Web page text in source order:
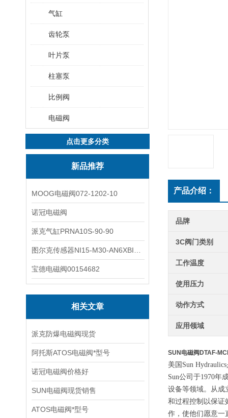
气缸
齿轮泵
叶片泵
柱塞泵
比例阀
电磁阀
点击更多分类
新品推荐
MOOG电磁阀072-1202-10
诺冠电磁阀
派克气缸PRNA10S-90-90
宝德电磁阀00154682
相关文章
派克防爆电磁阀现货
阿托斯ATOS电磁阀*型号
诺冠电磁阀价格好
SUN电磁阀现货销售
ATOS电磁阀*型号
产品介绍：
品牌
3C阀门类别
工作温度
使用压力
动作方式
应用领域
SUN电磁阀DTAF-
美国Sun
Sun公司于1970年
设备等领域。从成
和过程控制以保证
作，使他们愿意一